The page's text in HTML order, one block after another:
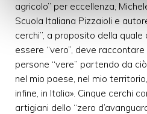
agricolo” per eccellenza,
Scuola Italiana Pizzaioli e
cerchi”, a proposito della
essere “vero”, deve
persone “vere” partendo da
nel mio paese, nel mio
infine, in Italia». Cinque cerchi
artigiani dello “zero